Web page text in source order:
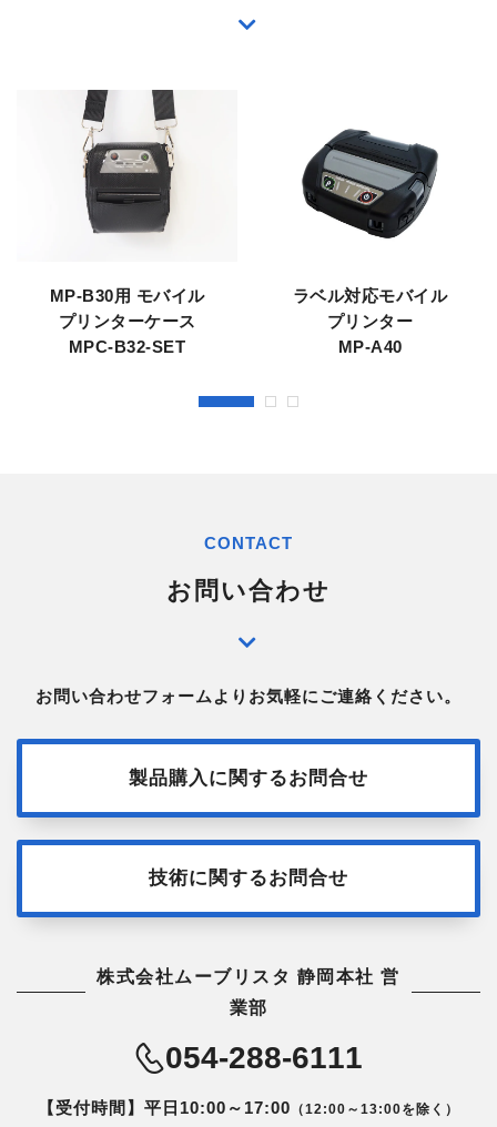
MP-B30用 モバイル
プリンターケース
MPC-B32-SET
ラベル対応モバイル
プリンター
MP-A40
CONTACT
お問い合わせ
お問い合わせフォームよりお気軽にご連絡ください。
製品購入に関するお問合せ
技術に関するお問合せ
株式会社ムーブリスタ 静岡本社 営
業部
054-288-6111
【受付時間】平日10:00～17:00 （12:00～13:00を除く）